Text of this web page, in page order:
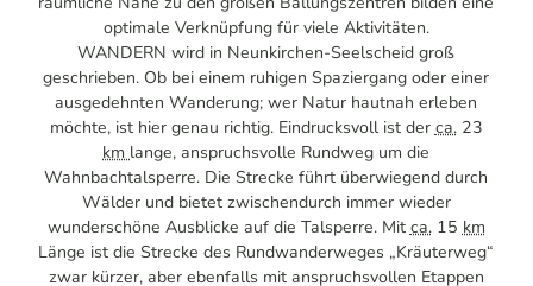
optimale Verknüpfung für viele Aktivitäten.
WANDERN wird in Neunkirchen-Seelscheid groß
geschrieben. Ob bei einem ruhigen Spaziergang oder einer
ausgedehnten Wanderung; wer Natur hautnah erleben
möchte, ist hier genau richtig. Eindrucksvoll ist der ca.23
kmlange, anspruchsvolle Rundweg um die
Wahnbachtalsperre. Die Strecke führt überwiegend durch
Wälder und bietet zwischendurch immer wieder
wunderschöne Ausblicke auf die Talsperre. Mit ca.15km
Länge ist die Strecke des Rundwanderweges „Kräuterweg“
zwar kürzer, aber ebenfalls mit anspruchsvollen Etappen